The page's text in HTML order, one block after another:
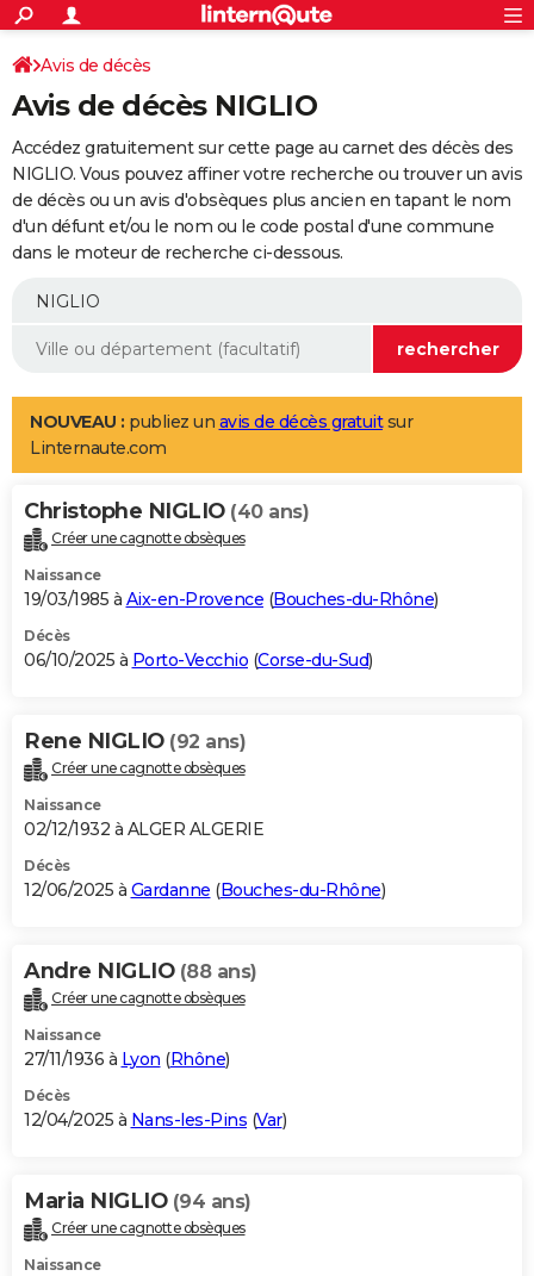
ACTUALITÉS
Politique
Société
Faits Divers
Education
Monde
Villes
+
SPORT
Coupe du monde 2026
Football
Tennis
Cyclisme
Rugby
Forum
Programme TV
TNT
Streaming
Cinéma
Sorties cinéma
Musique
+
FINANCE
Retraite
Impôts
Epargne
Immobilier
Risques naturels par ville
Banque
Assurance
Crédit
AUTO
Essais
Réserver un essai
Citadines
Berlines
SUV
Forum auto
+
Mobiles
Meilleur smartphone
Internet
Ordinateurs
Jeux vidéo
Guide high-tech
Aménagement intérieur
LIFESTYLE
Art de vivre
Bien-être
Loisirs
Mode
Modes de vie
Alimentation
Guide de la santé
Maladies
Médicaments
Sommeil
VOYAGE
Destinations
City break
Voyage nature
Voyage de noces
Forum
Climat
+PHOTO
GUIDES D'ACHAT
BONS PLANS
Carte de Noël
Carte Bonne année
Carte Saint-Valentin
Carte Pâques
Carte d'anniversaire
DICTIONNAIRE
Dictionnaire
Biographies
Citations
Expressions
Proverbes
PROGRAMME TV
S'inscrire
Se connecter
Lycées
Collèges
Primaires
Universités
Entreprises
Service militaire
Avis de recherche
AVIS DE DÉCÈS
Bricolage
Lifestyle
Culture
Sport
Auto
Television
Voyage
Cinema
Avis de décès
Avis de décès NIGLIO
Accédez gratuitement sur cette page au carnet des décès des
NIGLIO. Vous pouvez affiner votre recherche ou trouver un avis
de décès ou un avis d'obsèques plus ancien en tapant le nom
d'un défunt et/ou le nom ou le code postal d'une commune
dans le moteur de recherche ci-dessous.
NOUVEAU : publiez un avis de décès gratuitsur
Linternaute.com
Christophe NIGLIO (40 ans)
Créer une cagnotte obsèques
Naissance
19/03/1985 à Aix-en-Provence (Bouches-du-Rhône)
Décès
06/10/2025 à Porto-Vecchio (Corse-du-Sud)
Rene NIGLIO (92 ans)
Créer une cagnotte obsèques
Naissance
02/12/1932 à ALGER ALGERIE
Décès
12/06/2025 à Gardanne (Bouches-du-Rhône)
Andre NIGLIO (88 ans)
Créer une cagnotte obsèques
Naissance
27/11/1936 à Lyon (Rhône)
Décès
12/04/2025 à Nans-les-Pins (Var)
Maria NIGLIO (94 ans)
Créer une cagnotte obsèques
Naissance